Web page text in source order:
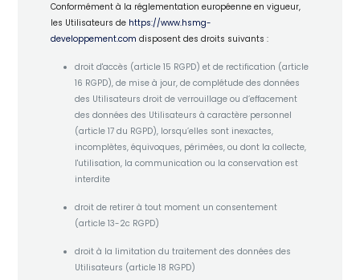
Conformément à la réglementation européenne en vigueur,
les Utilisateurs de https://www.hsmg-
developpement.com disposent des droits suivants :
droit d'accès (article 15 RGPD) et de rectification (article
16 RGPD), de mise à jour, de complétude des données
des Utilisateurs droit de verrouillage ou d’effacement
des données des Utilisateurs à caractère personnel
(article 17 du RGPD), lorsqu’elles sont inexactes,
incomplètes, équivoques, périmées, ou dont la collecte,
l'utilisation, la communication ou la conservation est
interdite
droit de retirer à tout moment un consentement
(article 13-2c RGPD)
droit à la limitation du traitement des données des
Utilisateurs (article 18 RGPD)